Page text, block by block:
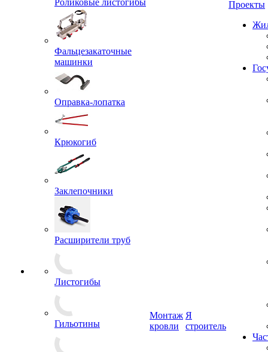
Роликовые листогибы
Фальцезакаточные
машинки
Оправка-лопатка
Крюкогиб
Заклепочники
Расширители труб
Листогибы
Гильотины
Монтаж
кровли
Я
строитель
Проекты